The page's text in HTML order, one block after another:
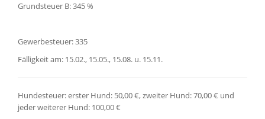
Grundsteuer B: 345 %
Gewerbesteuer: 335
Fälligkeit am: 15.02., 15.05., 15.08. u. 15.11.
Hundesteuer: erster Hund: 50,00 €, zweiter Hund: 70,00 € und
jeder weiterer Hund: 100,00 €